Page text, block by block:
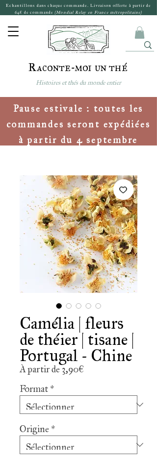
Raconte-moi un thé
Histoires et thés du monde entier
Echantillons dans chaque commande. Livraison offerte à partir de
64€ de commande (Mondial Relay en France métropolitaine)
Pause estivale : toutes les
commandes seront expédiées
à partir du 4 septembre
Camélia | fleurs
de théier | tisane |
Portugal - Chine
À partir de3,90€
Format *
Origine *